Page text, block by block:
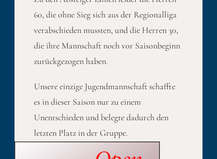
60, die ohne Sieg sich aus der Regionalliga
verabschieden mussten, und die Herren 30,
die ihre Mannschaft noch vor Saisonbeginn
zurückgezogen haben.
Unsere einzige Jugendmannschaft schaffte
es in dieser Saison nur zu einem
Unentschieden und belegte dadurch den
letzten Platz in der Gruppe.